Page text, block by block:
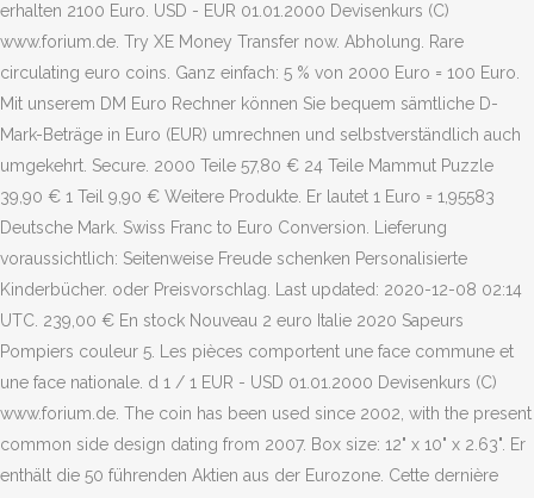
erhalten 2100 Euro. USD - EUR 01.01.2000 Devisenkurs (C)
www.forium.de. Try XE Money Transfer now. Abholung. Rare
circulating euro coins. Ganz einfach: 5 % von 2000 Euro = 100 Euro.
Mit unserem DM Euro Rechner können Sie bequem sämtliche D-
Mark-Beträge in Euro (EUR) umrechnen und selbstverständlich auch
umgekehrt. Secure. 2000 Teile 57,80 € 24 Teile Mammut Puzzle
39,90 € 1 Teil 9,90 € Weitere Produkte. Er lautet 1 Euro = 1,95583
Deutsche Mark. Swiss Franc to Euro Conversion. Lieferung
voraussichtlich: Seitenweise Freude schenken Personalisierte
Kinderbücher. oder Preisvorschlag. Last updated: 2020-12-08 02:14
UTC. 239,00 € En stock Nouveau 2 euro Italie 2020 Sapeurs
Pompiers couleur 5. Les pièces comportent une face commune et
une face nationale. d 1 / 1 EUR - USD 01.01.2000 Devisenkurs (C)
www.forium.de. The coin has been used since 2002, with the present
common side design dating from 2007. Box size: 12" x 10" x 2.63". Er
enthält die 50 führenden Aktien aus der Eurozone. Cette dernière